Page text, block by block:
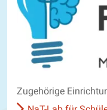
Zugehörige